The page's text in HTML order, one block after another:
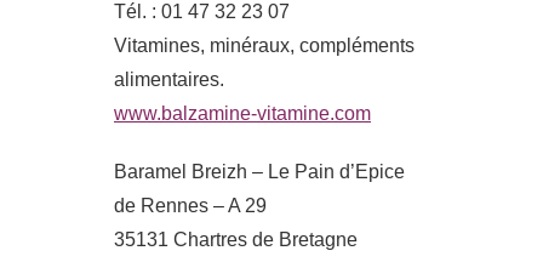
Tél. : 01 47 32 23 07
Vitamines, minéraux, compléments
alimentaires.
www.balzamine-vitamine.com
Baramel Breizh – Le Pain d’Epice
de Rennes – A 29
35131 Chartres de Bretagne